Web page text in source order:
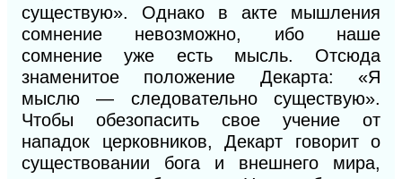
существую». Однако в акте мышления
сомнение невозможно, ибо наше
сомнениеуже есть мысль. Отсюда
знаменитое положение Декарта: «Я
мыслю — следовательно существую».
Чтобы обезопасить свое учение от
нападок церковников, Декарт говорит о
существовании бога и внешнего мира,